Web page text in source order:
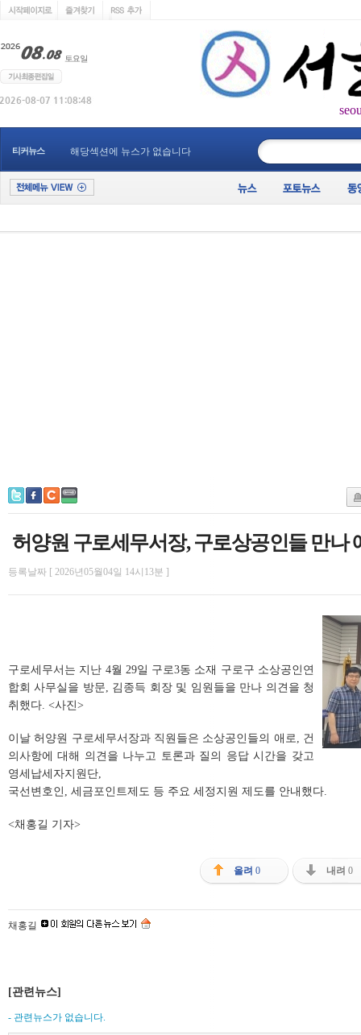
티커뉴스 해당섹션에 뉴스가 없습니다
허양원 구로세무서장, 구로상공인들 만나
등록날짜 [ 2026년05월04일 14시13분 ]
구로세무서는 지난 4월 29일 구로3동 소재 구로구 소상공인연
합회 사무실을 방문, 김종득 회장 및 임원들을 만나 의견을 청
취했다. <사진>
이날 허양원 구로세무서장과 직원들은 소상공인들의 애로, 건
의사항에 대해 의견을 나누고 토론과 질의 응답 시간을 갖고
영세납세자지원단,
국선변호인, 세금포인트제도 등 주요 세정지원 제도를 안내했다.
<채홍길 기자>
올려 0 내려 0
채홍길
[관련뉴스]
- 관련뉴스가 없습니다.